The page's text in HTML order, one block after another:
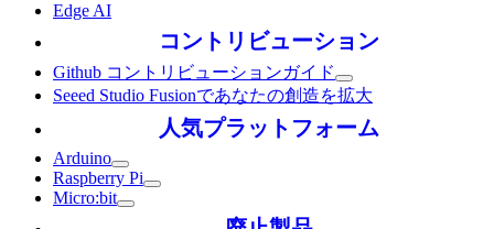
Edge AI
コントリビューション
Github コントリビューションガイド
Seeed Studio Fusionであなたの創造を拡大
人気プラットフォーム
Arduino
Raspberry Pi
Micro:bit